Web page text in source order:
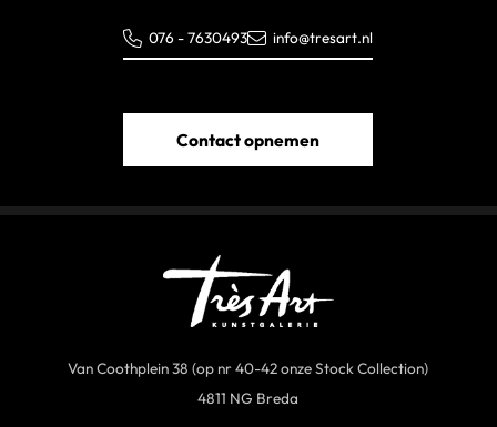
076 - 7630493 info@tresart.nl
Contact opnemen
Van Coothplein 38 (op nr 40-42 onze Stock Collection)
4811 NG Breda